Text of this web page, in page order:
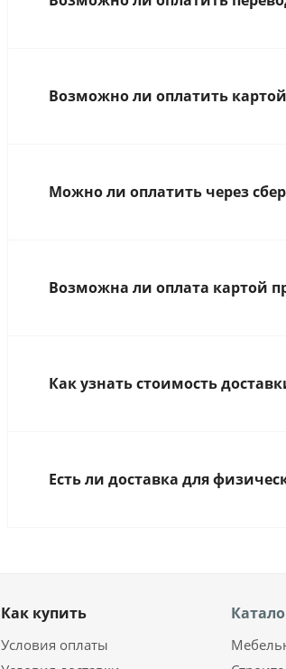
Возможно ли оплатить
Можно ли оплатить через
Возможна ли оплата картой
Как узнать стоимость
Есть ли доставка для
Как купить
Условия оплаты